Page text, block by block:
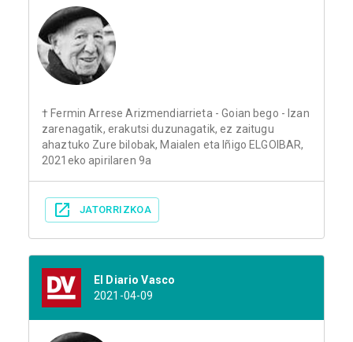
† Fermin Arrese Arizmendiarrieta - Goian bego - Izan
zarenagatik, erakutsi duzunagatik, ez zaitugu
ahaztuko Zure bilobak, Maialen eta Iñigo ELGOIBAR,
2021eko apirilaren 9a
JATORRIZKOA
El Diario Vasco
2021-04-09